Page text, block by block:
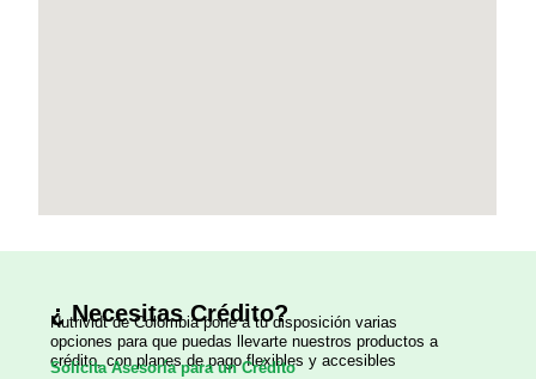
¿ Necesitas Crédito?
Nutrividt de Colombiapone a tu disposición varias
opciones para que puedas llevarte nuestros productos a
crédito, con planes de pago flexibles y accesibles
Solicita Asesoría para un Crédito